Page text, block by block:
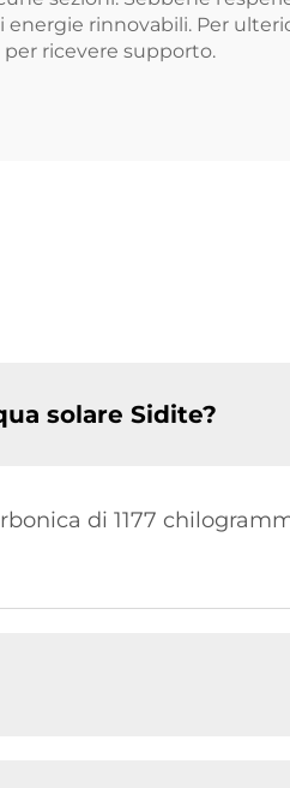
rinnovabili. Per
ricevere supporto.
solare Sidite?
di 1177